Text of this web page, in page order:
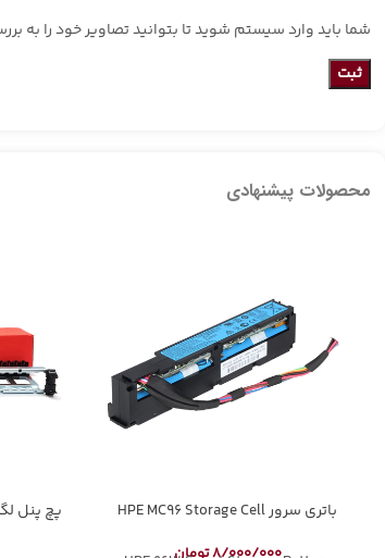
شما باید وارد سیستم شوید تا بتوانید تصاویر خود را به
محصولات پیشنهادی
باتری سرور HPE MC96 Storage Cell